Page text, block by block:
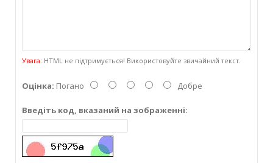
Увага: HTML не підтримується! Використовуйте звичайний текст.
Оцінка: Погано Добре
Введіть код, вказаний на зображенні: